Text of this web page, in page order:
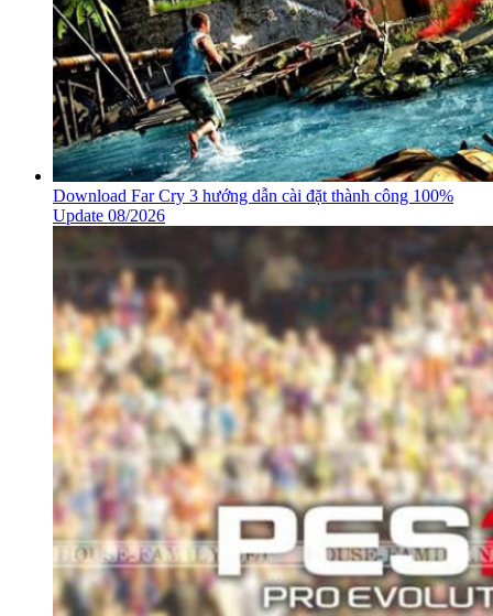
Download Far Cry 3 hướng dẫn cài đặt thành công 100%
Update 08/2026